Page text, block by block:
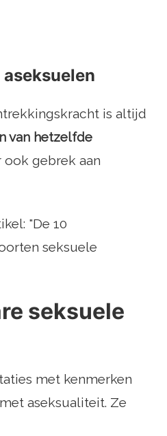
is altijd
van hetzelfde
ook gebrek aan
"De 10
seksuele
seksuele
met kenmerken
aseksualiteit. Ze